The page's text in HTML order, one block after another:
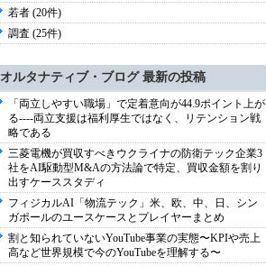
若者 (20件)
調査 (25件)
オルタナティブ・ブログ 最新の投稿
「両立しやすい職場」で定着意向が44.9ポイント上が
る----両立支援は福利厚生ではなく、リテンション戦
略である
三菱電機が買収すべきウクライナの防衛テック企業3
社をAI駆動型M&Aの方法論で特定、買収金額を割り
出すケーススタディ
フィジカルAI「物流テック」米、欧、中、日、シン
ガポールのユースケースとプレイヤーまとめ
割と知られていないYouTube事業の実態〜KPIや売上
高など世界規模で今のYouTubeを理解する〜